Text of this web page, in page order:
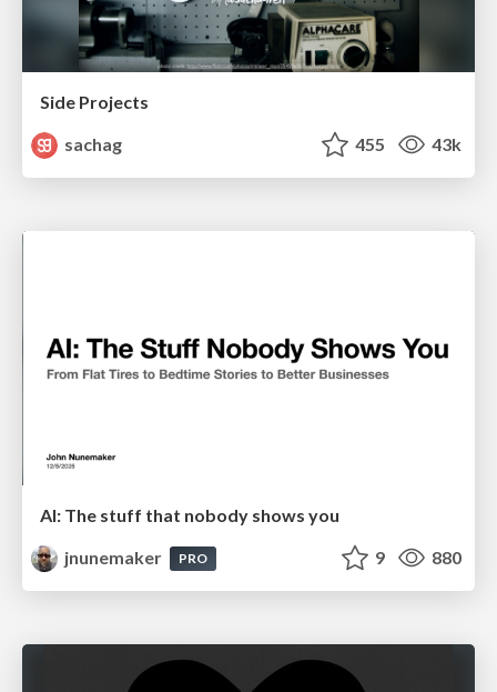
Side Projects
sachag
455 43k
AI: The stuff that nobody shows you
jnunemaker
PRO 9 880